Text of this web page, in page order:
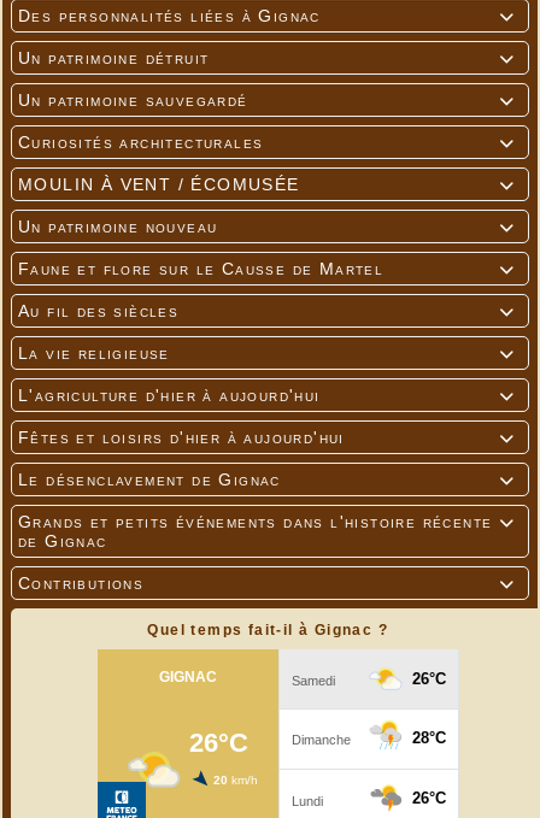

Des personnalités liées à Gignac

Un patrimoine détruit

Un patrimoine sauvegardé

Curiosités architecturales

MOULIN À VENT / ÉCOMUSÉE

Un patrimoine nouveau

Faune et flore sur le Causse de Martel

Au fil des siècles

La vie religieuse

L'agriculture d'hier à aujourd'hui

Fêtes et loisirs d'hier à aujourd'hui

Le désenclavement de Gignac

Grands et petits événements dans l'histoire récente
de Gignac

Contributions
Quel temps fait-il à Gignac ?
Huit ans plus tard (1978) le chemin est castiné